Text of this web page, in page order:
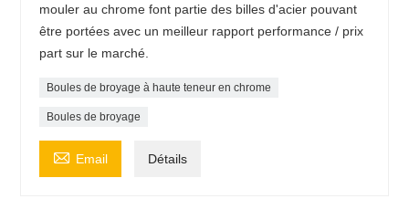
mouler au chrome font partie des billes d'acier pouvant
être portées avec un meilleur rapport performance / prix
part sur le marché.
Boules de broyage à haute teneur en chrome
Boules de broyage
 Email Détails